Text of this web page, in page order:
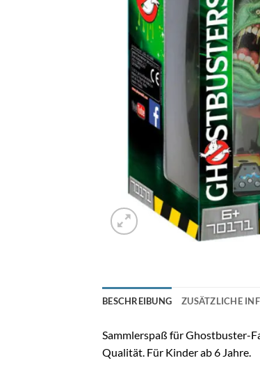
BESCHREIBUNG ZUSÄTZLICHE
Sammlerspaß für Ghostbuster-
Qualität. Für Kinder ab 6 Jahre.